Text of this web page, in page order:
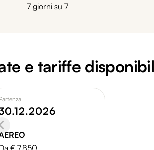
7 giorni su 7
e tariffe
€ 7.850